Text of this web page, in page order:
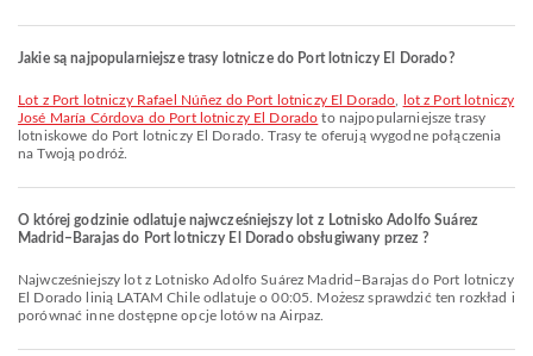
Jakie są najpopularniejsze trasy lotnicze do Port lotniczy El Dorado?
lot z Port lotniczy Rafael Núñez do Port lotniczy El Dorado
lot z Port lotniczy
José María Córdova do Port lotniczy El Dorado to najpopularniejsze trasy
lotniskowe do Port lotniczy El Dorado. Trasy te oferują wygodne połączenia
na Twoją podróż.
O której godzinie odlatuje najwcześniejszy lot z Lotnisko Adolfo Suárez
Madrid–Barajas do Port lotniczy El Dorado obsługiwany przez ?
Najwcześniejszy lot z Lotnisko Adolfo Suárez Madrid–Barajas do Port lotniczy
El Dorado linią LATAM Chile odlatuje o 00:05. Możesz sprawdzić ten rozkład i
porównać inne dostępne opcje lotów na Airpaz.